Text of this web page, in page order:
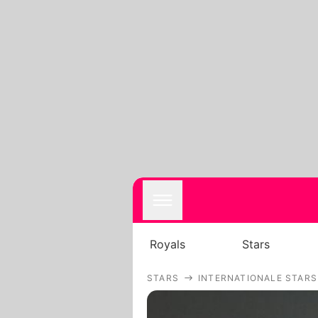
Royals Stars
STARS INTERNATIONALE STARS